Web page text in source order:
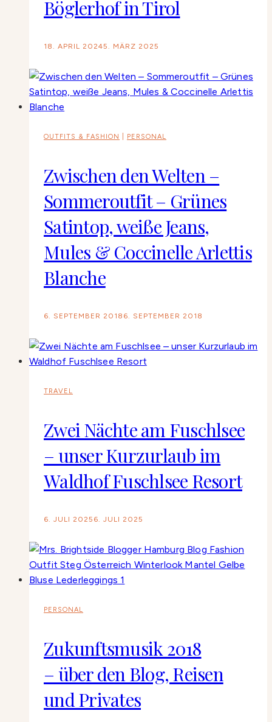
Böglerhof in Tirol
18. APRIL 20245. MÄRZ 2025
OUTFITS & FASHION PERSONAL
Zwischen den Welten –
Sommeroutfit – Grünes
Satintop, weiße Jeans,
Mules & Coccinelle Arlettis
Blanche
6. SEPTEMBER 2018 6. SEPTEMBER 2018
TRAVEL
Zwei Nächte am Fuschlsee
– unser Kurzurlaub im
Waldhof Fuschlsee Resort
6. JULI 2025 6. JULI 2025
PERSONAL
Zukunftsmusik 2018
– über den Blog, Reisen
und Privates